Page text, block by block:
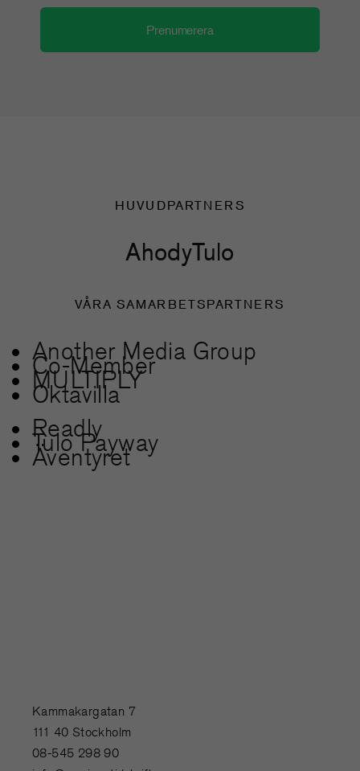
HUVUDPARTNERS
AhodyTulo
VÅRA SAMARBETSPARTNERS
Another Media Group
Co-Member
MULTIPLY
Oktavilla
Readly
Tulo Payway
Äventyret
Kammakargatan 7
111 40 Stockholm
08-545 298 90